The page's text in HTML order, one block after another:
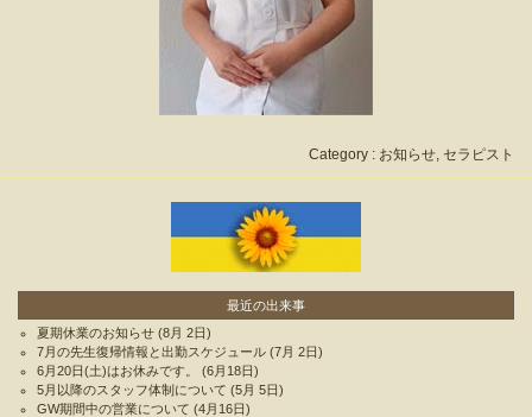
Category : お知らせ, セラピスト
最近の出来事
夏期休業のお知らせ (8月 2日)
7月の先生復帰情報と出勤スケジュール (7月 2日)
6月20日(土)はお休みです。
(6月18日)
5月以降のスタッフ体制について (5月 5日)
GW期間中の営業について (4月16日)